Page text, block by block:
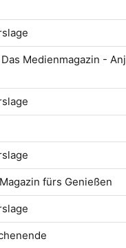
Medienmagazin -
fürs Genießen